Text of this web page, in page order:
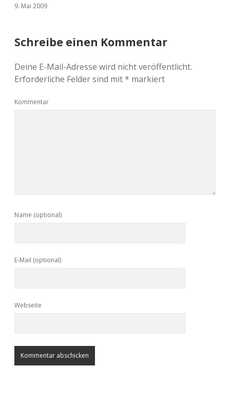
9. Mai 2009
Schreibe einen Kommentar
Deine E-Mail-Adresse wird nicht veröffentlicht.
Erforderliche Felder sind mit* markiert
Kommentar
Name (optional)
E-Mail (optional)
Webseite